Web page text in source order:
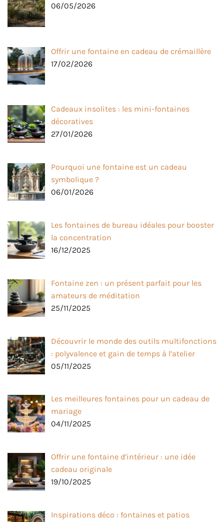
06/05/2026
Offrir une fontaine en cadeau de crémaillère
17/02/2026
Cadeaux insolites : les mini-fontaines
décoratives
27/01/2026
Pourquoi une fontaine est un cadeau
symbolique ?
06/01/2026
Les fontaines de bureau idéales pour booster
la concentration
16/12/2025
Fontaine zen : un présent parfait pour les
amateurs de méditation
25/11/2025
Découvrir le monde des outils multifonctions
: polyvalence et gain de temps à l’atelier
05/11/2025
Les meilleures fontaines pour un cadeau de
mariage
04/11/2025
Offrir une fontaine d’intérieur : une idée
cadeau originale
19/10/2025
Inspirations déco : fontaines et patios